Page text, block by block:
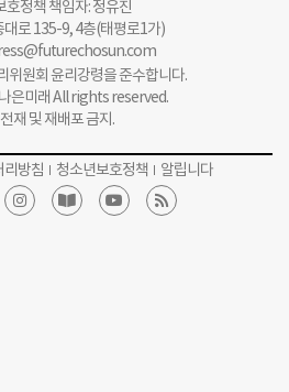
호정책 책임자: 정유진
대로 135-9, 4층(태평로1가)
위원회 윤리강령을 준수합니다.
은미래 All rights reserved.
재 및 재배포 금지.
리방침 청소년보호정책 알립니다